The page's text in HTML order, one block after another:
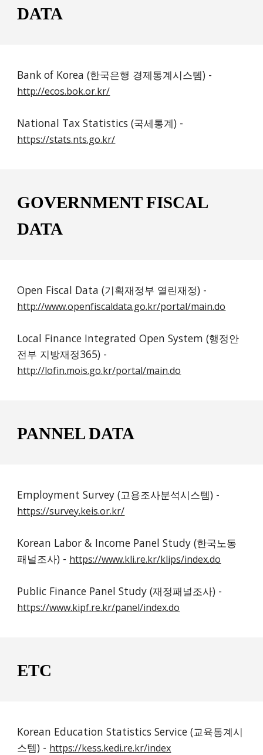
DATA
http://ecos.bok.or.kr/
https://stats.nts.go.kr/
GOVERNMENT FISCAL
DATA
http://www.openfiscaldata.go.kr/portal/main.do
Local Finance Integrated Open System (행정안
http://lofin.mois.go.kr/portal/main.do
PANNEL DATA
https://survey.keis.or.kr/
Korean Labor & Income Panel Study (한국노동
패널조사) - https://www.kli.re.kr/klips/index.do
https://www.kipf.re.kr/panel/index.do
ETC
Korean Education Statistics Service (교육통계시
스템) - https://kess.kedi.re.kr/index